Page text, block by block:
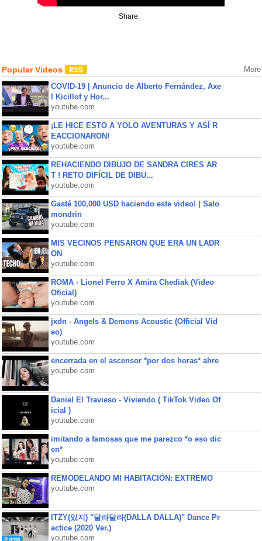
Share:
Popular Videos More
COVID-19 | Anuncio de Alberto Fernández, Axe
l Kicillof y Hor...
youtube.com
¡LE HICE ESTO A YOLO AVENTURAS Y ASÍ R
EACCIONARON!
youtube.com
REHACIENDO DIBUJO DE SANDRA CIRES AR
T ! RETO DIFÍCIL DE DIBU...
youtube.com
Gasté 100,000 USD haciendo este video! | Salo
mondrin
youtube.com
MIS VECINOS PENSARON QUE ERA UN LADR
ON
youtube.com
ROMA - Lionel Ferro X Amira Chediak (Video
Oficial)
youtube.com
jxdn - Angels & Demons Acoustic (Official Vid
eo)
youtube.com
encerrada en el ascensor *por dos horas* ahre
youtube.com
Daniel El Travieso - Viviendo ( TikTok Video Of
icial )
youtube.com
imitando a famosas que me parezco *o eso dic
en*
youtube.com
REMODELANDO MI HABITACIÓN: EXTREMO
youtube.com
ITZY(있지) "달라달라(DALLA DALLA)" Dance Pr
actice (2020 Ver.)
youtube.com